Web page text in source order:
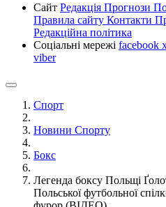
Сайт Редакція Прогнози
Правила сайту Контакти
Редакційна політика
Соціальні мережі facebook
viber
Спорт
Новини Спорту
Бокс
Легенда боксу Польщі
Польської футбольної